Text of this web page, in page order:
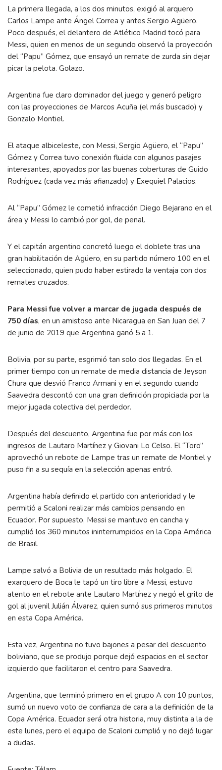
La primera llegada, a los dos minutos, exigió al arquero
Carlos Lampe ante Ángel Correa y antes Sergio Agüero.
Poco después, el delantero de Atlético Madrid tocó para
Messi, quien en menos de un segundo observó la proyección
del “Papu” Gómez, que ensayó un remate de zurda sin dejar
picar la pelota. Golazo.
Argentina fue claro dominador del juego y generó peligro
con las proyecciones de Marcos Acuña (el más buscado) y
Gonzalo Montiel.
El ataque albiceleste, con Messi, Sergio Agüero, el “Papu”
Gómez y Correa tuvo conexión fluida con algunos pasajes
interesantes, apoyados por las buenas coberturas de Guido
Rodríguez (cada vez más afianzado) y Exequiel Palacios.
Al “Papu” Gómez le cometió infracción Diego Bejarano en el
área y Messi lo cambió por gol, de penal.
Y el capitán argentino concretó luego el doblete tras una
gran habilitación de Agüero, en su partido número 100 en el
seleccionado, quien pudo haber estirado la ventaja con dos
remates cruzados.
Para Messi fue volver a marcar de jugada después de
750 días, en un amistoso ante Nicaragua en San Juan del 7
de junio de 2019 que Argentina ganó 5 a 1.
Bolivia, por su parte, esgrimió tan solo dos llegadas. En el
primer tiempo con un remate de media distancia de Jeyson
Chura que desvió Franco Armani y en el segundo cuando
Saavedra descontó con una gran definición propiciada por la
mejor jugada colectiva del perdedor.
Después del descuento, Argentina fue por más con los
ingresos de Lautaro Martínez y Giovani Lo Celso. El “Toro”
aprovechó un rebote de Lampe tras un remate de Montiel y
puso fin a su sequía en la selección apenas entró.
Argentina había definido el partido con anterioridad y le
permitió a Scaloni realizar más cambios pensando en
Ecuador. Por supuesto, Messi se mantuvo en cancha y
cumplió los 360 minutos ininterrumpidos en la Copa América
de Brasil.
Lampe salvó a Bolivia de un resultado más holgado. El
exarquero de Boca le tapó un tiro libre a Messi, estuvo
atento en el rebote ante Lautaro Martínez y negó el grito de
gol al juvenil Julián Álvarez, quien sumó sus primeros minutos
en esta Copa América.
Esta vez, Argentina no tuvo bajones a pesar del descuento
boliviano, que se produjo porque dejó espacios en el sector
izquierdo que facilitaron el centro para Saavedra.
Argentina, que terminó primero en el grupo A con 10 puntos,
sumó un nuevo voto de confianza de cara a la definición de la
Copa América. Ecuador será otra historia, muy distinta a la de
este lunes, pero el equipo de Scaloni cumplió y no dejó lugar
a dudas.